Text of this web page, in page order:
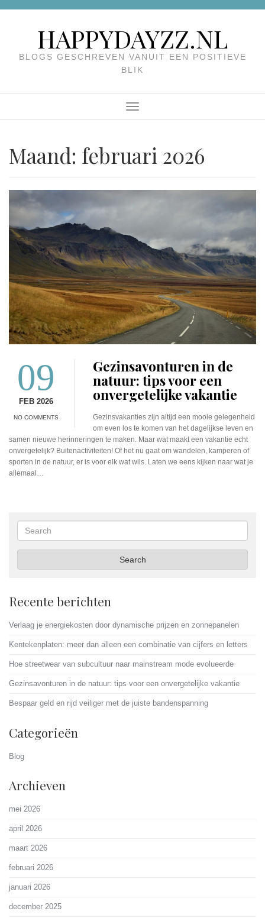
HAPPYDAYZZ.NL
BLOGS GESCHREVEN VANUIT EEN POSITIEVE
BLIK
Menu
Maand: februari 2026
09
FEB 2026
NO COMMENTS
Gezinsavonturen in de
natuur: tips voor een
onvergetelijke vakantie
Gezinsvakanties zijn altijd een mooie gelegenheid
om even los te komen van het dagelijkse leven en
samen nieuwe herinneringen te maken. Maar wat maakt een vakantie echt
onvergetelijk? Buitenactiviteiten! Of het nu gaat om wandelen, kamperen of
sporten in de natuur, er is voor elk wat wils. Laten we eens kijken naar wat je
allemaal…
Search
Search
Recente berichten
Verlaag je energiekosten door dynamische prijzen en zonnepanelen
Kentekenplaten: meer dan alleen een combinatie van cijfers en letters
Hoe streetwear van subcultuur naar mainstream mode evolueerde
Gezinsavonturen in de natuur: tips voor een onvergetelijke vakantie
Bespaar geld en rijd veiliger met de juiste bandenspanning
Categorieën
Blog
Archieven
mei 2026
april 2026
maart 2026
februari 2026
januari 2026
december 2025